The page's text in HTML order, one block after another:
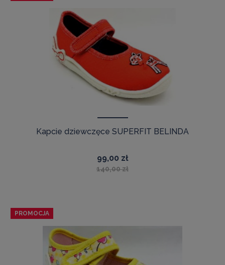
Kapcie dziewczęce SUPERFIT BELINDA
99,00 zł
140,00 zł
PROMOCJA